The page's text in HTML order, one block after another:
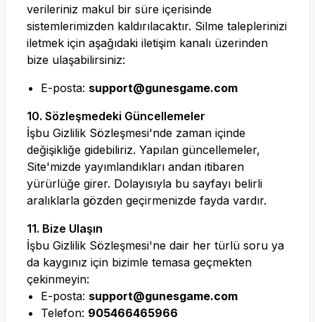
verileriniz makul bir süre içerisinde
sistemlerimizden kaldırılacaktır. Silme taleplerinizi
iletmek için aşağıdaki iletişim kanalı üzerinden
bize ulaşabilirsiniz:
E-posta: support@gunesgame.com
10. Sözleşmedeki Güncellemeler
İşbu Gizlilik Sözleşmesi'nde zaman içinde
değişikliğe gidebiliriz. Yapılan güncellemeler,
Site'mizde yayımlandıkları andan itibaren
yürürlüğe girer. Dolayısıyla bu sayfayı belirli
aralıklarla gözden geçirmenizde fayda vardır.
11. Bize Ulaşın
İşbu Gizlilik Sözleşmesi'ne dair her türlü soru ya
da kaygınız için bizimle temasa geçmekten
çekinmeyin:
E-posta: support@gunesgame.com
Telefon: 905466465966